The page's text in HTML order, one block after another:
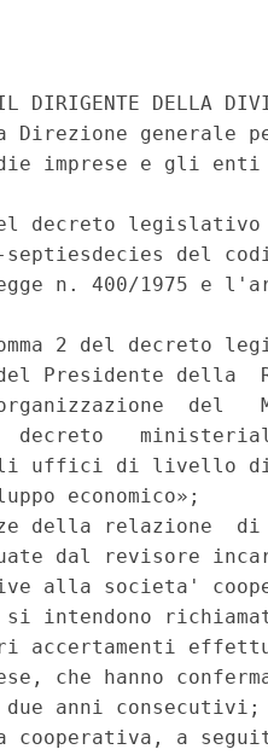
DIRIGENTE DELLA
Direzione generale
imprese e gli
decreto
septiesdecies del
n. 400/1975 e
2 del decreto
Presidente della
decreto
uffici di livello
economico»;
della relazione
dal revisore
alla societa'
intendono
accertamenti
che hanno
anni
cooperativa, a